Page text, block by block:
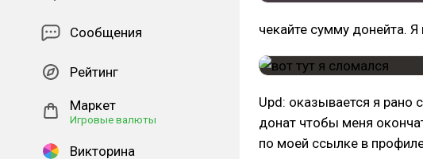
Сообщения
Рейтинг
Маркет
Игровые валюты
Викторина
чекайте сумму донейта.
Upd: оказывается я рано
донат чтобы меня
по моей ссылке в